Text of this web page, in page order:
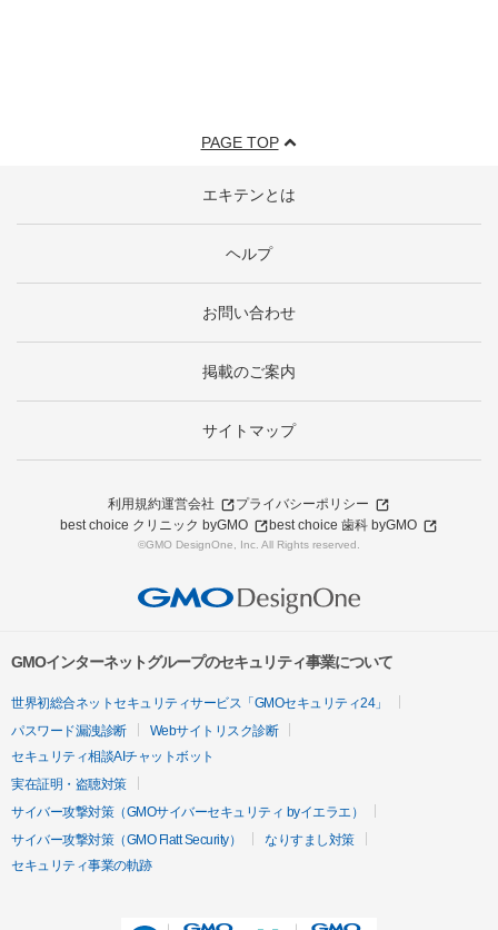
PAGE TOP
エキテンとは
ヘルプ
お問い合わせ
掲載のご案内
サイトマップ
利用規約運営会社
プライバシーポリシー
best choice クリニック byGMO
best choice 歯科 byGMO
©GMO DesignOne, Inc. All Rights reserved.
GMOインターネットグループのセキュリティ事業について
世界初総合ネットセキュリティサービス「GMOセキュリティ24」
パスワード漏洩診断
Webサイトリスク診断
セキュリティ相談AIチャットボット
実在証明・盗聴対策
サイバー攻撃対策（GMOサイバーセキュリティ byイエラエ）
サイバー攻撃対策（GMO Flatt Security）
なりすまし対策
セキュリティ事業の軌跡